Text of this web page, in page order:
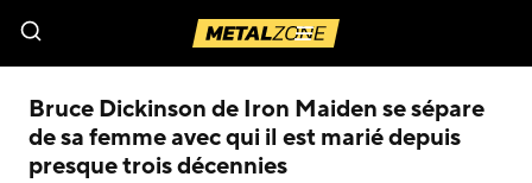
Menu
Bruce Dickinson de Iron Maiden se sépare
de sa femme avec qui il est marié depuis
presque trois décennies